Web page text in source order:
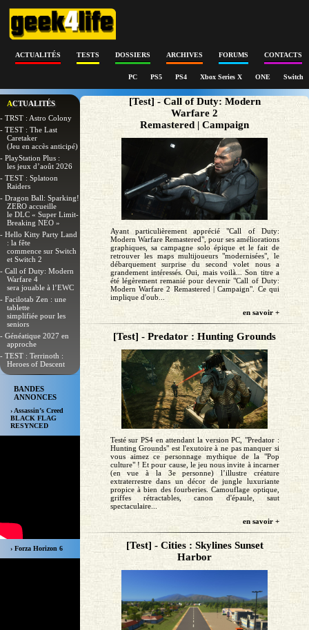
ACTUALITÉS TESTS DOSSIERS ARCHIVES FORUMS CONTACTS
PC PS5 PS4 Xbox Series X ONE Switch
ACTUALITÉS
- TRST : Astro Colony
- TEST : The Last
Caretaker
(Jeu en accès anticipé)
- PlayStation Plus :
les jeux d’août 2026
- TEST : Splatoon
Raiders
- Dragon Ball: Sparking!
ZERO accueille
le DLC « Super Limit-
Breaking NEO »
- Hello Kitty Party Land
: la fête
commence sur Switch
et Switch 2
- Call of Duty: Modern
Warfare 4
sera jouable à l’EWC
- Facilotab Zen : une
tablette
simplifiée pour les
seniors
- Généatique 2027 en
approche
- TEST : Terrinoth :
Heroes of Descent
BANDES
ANNONCES
› Assassin’s Creed
BLACK FLAG
RESYNCED
› Forza Horizon 6
[Test] - Call of Duty: Modern
Warfare 2
Remastered | Campaign
Ayant particulièrement apprécié "Call of Duty:
Modern Warfare Remastered", pour ses améliorations
graphiques, sa campagne solo épique et le fait de
retrouver les maps multijoueurs "modernisées", le
débarquement surprise du second volet nous a
grandement intéressés. Oui, mais voilà... Son titre a
été légèrement remanié pour devenir "Call of Duty:
Modern Warfare 2 Remastered | Campaign". Ce qui
implique d'oub...
en savoir +
[Test] - Predator : Hunting Grounds
Testé sur PS4 en attendant la version PC, "Predator :
Hunting Grounds" est l'exutoire à ne pas manquer si
vous aimez ce personnage mythique de la "Pop
culture" ! Et pour cause, le jeu nous invite à incarner
(en vue à la 3e personne) l’illustre créature
extraterrestre dans un décor de jungle luxuriante
propice à bien des fourberies. Camouflage optique,
griffes rétractables, canon d'épaule, saut
spectaculaire...
en savoir +
[Test] - Cities : Skylines Sunset
Harbor